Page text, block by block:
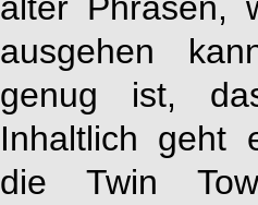
alter Phrasen,
ausgehen
genug ist,
Inhaltlich geht
die Twin